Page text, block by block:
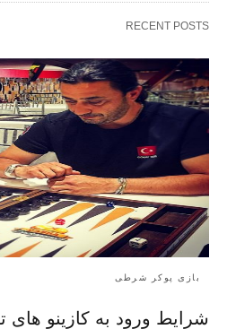
RECENT POSTS
بازی پوکر شرطی